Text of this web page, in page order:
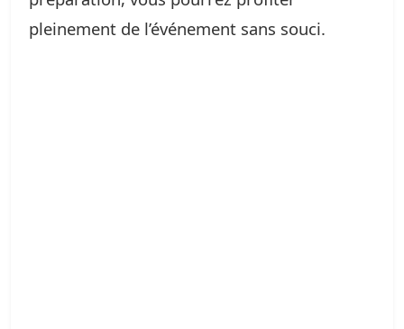
pleinement de l’événement sans souci.